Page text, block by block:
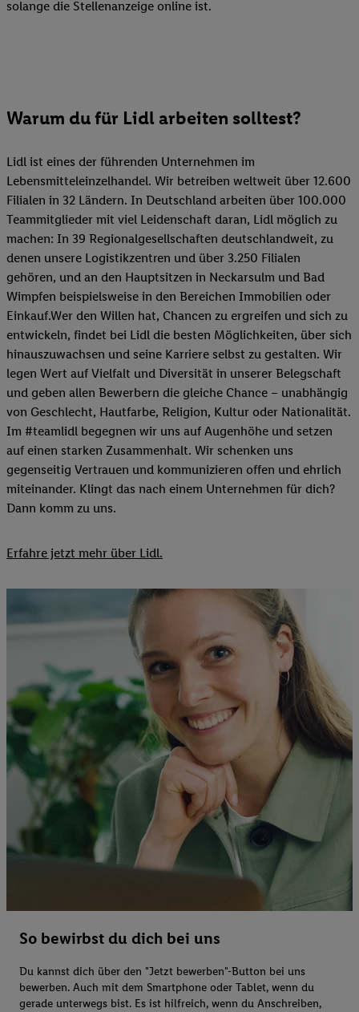
solange die Stellenanzeige online ist.
Warum du für Lidl arbeiten solltest?
Lidl ist eines der führenden Unternehmen im
Lebensmitteleinzelhandel. Wir betreiben weltweit über 12.600
Filialen in 32 Ländern. In Deutschland arbeiten über 100.000
Teammitglieder mit viel Leidenschaft daran, Lidl möglich zu
machen: In 39 Regionalgesellschaften deutschlandweit, zu
denen unsere Logistikzentren und über 3.250 Filialen
gehören, und an den Hauptsitzen in Neckarsulm und Bad
Wimpfen beispielsweise in den Bereichen Immobilien oder
Einkauf.Wer den Willen hat, Chancen zu ergreifen und sich zu
entwickeln, findet bei Lidl die besten Möglichkeiten, über sich
hinauszuwachsen und seine Karriere selbst zu gestalten. Wir
legen Wert auf Vielfalt und Diversität in unserer Belegschaft
und geben allen Bewerbern die gleiche Chance – unabhängig
von Geschlecht, Hautfarbe, Religion, Kultur oder Nationalität.
Im #teamlidl begegnen wir uns auf Augenhöhe und setzen
auf einen starken Zusammenhalt. Wir schenken uns
gegenseitig Vertrauen und kommunizieren offen und ehrlich
miteinander. Klingt das nach einem Unternehmen für dich?
Dann komm zu uns.​
Erfahre jetzt mehr über Lidl.
So bewirbst du dich bei uns
Du kannst dich über den "Jetzt bewerben"-Button bei uns
bewerben. Auch mit dem Smartphone oder Tablet, wenn du
gerade unterwegs bist. Es ist hilfreich, wenn du Anschreiben,